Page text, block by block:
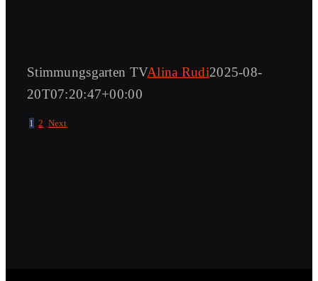
Stimmungsgarten TVAlina Rudi2025-08-
20T07:20:47+00:00
1 2 Next